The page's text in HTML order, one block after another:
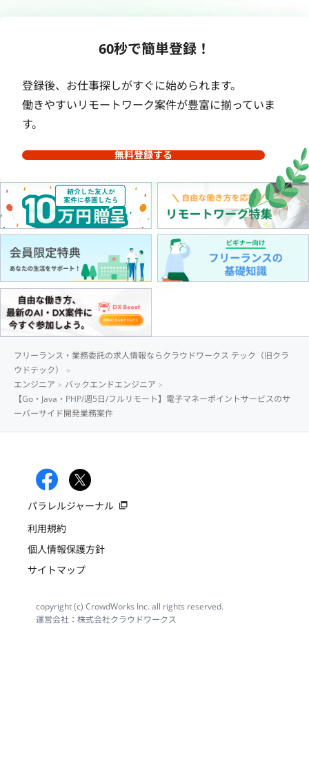
60秒で簡単登録！
登録後、お仕事探しがすぐに始められます。
働きやすいリモートワーク案件が豊富に揃っていま
す。
無料登録する
フリーランス・業務委託の求人情報ならクラウドワークス テック（旧クラ
ウドテック）
エンジニア
バックエンドエンジニア
【Go・Java・PHP/週5日/フルリモート】電子マネーポイントサービスのサ
ーバーサイド開発業務案件
パラレルジャーナル
利用規約
個人情報保護方針
サイトマップ
copyright (c) CrowdWorks Inc. all rights reserved.
運営会社：株式会社クラウドワークス